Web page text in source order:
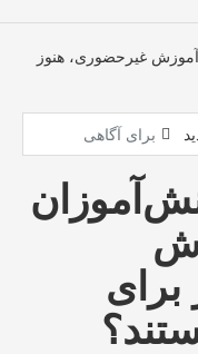
برای آگاهی